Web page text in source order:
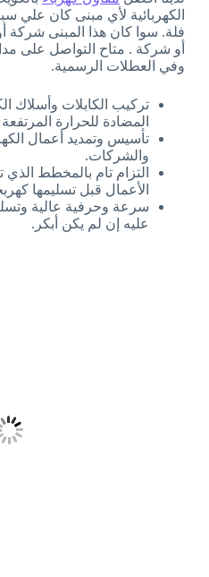
الكهربائية لأي مبنى كان علي
فلة. سوا كان هذا المبنى
أو شركة . متاح التواصل على
وفي العطلات الرسمية.
تركيب الكابلات وأسلاك
المضادة للحرارة
تأسيس وتمديد أعمال
والشركات.
التزام تام بالمخطط
الأعمال قبل تسليمها
سرعة وحرفية عالية
عليه إن لم يكن أبكر.